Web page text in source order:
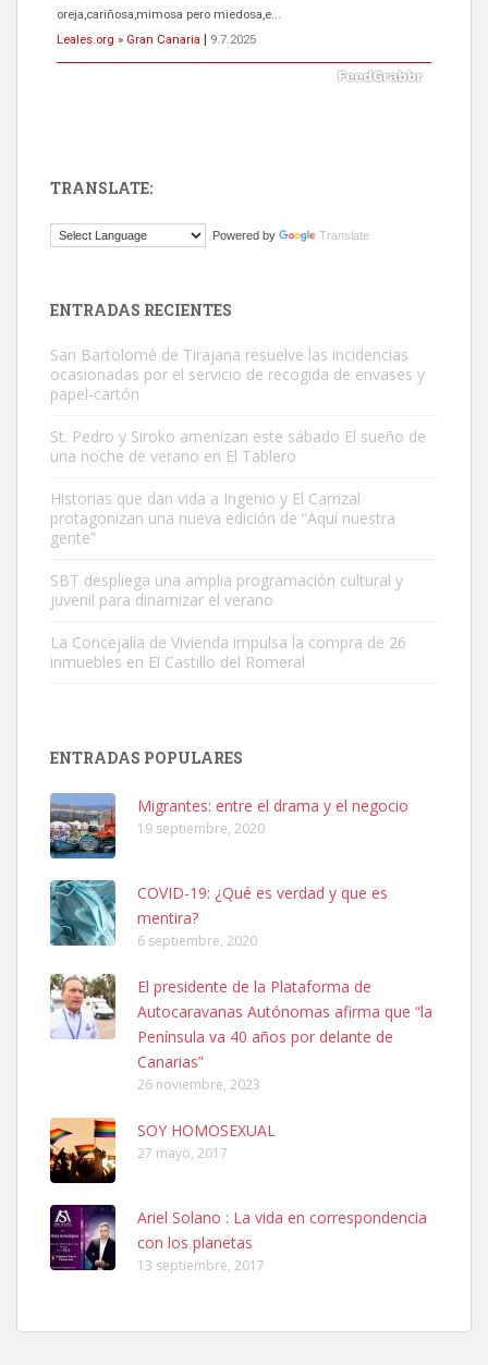
oreja,cariñosa,mimosa pero miedosa,e...
Leales.org » Gran Canaria
9.7.2025
El ayuntamiento se va a llevar a Los Gatos callejeros de la zona los
Este gato macho ha aparecido en la calle hace menos de un mes,
es muy manso y extremadamente cari...
Leales.org » Gran Canaria
Leales.org » Gran Canaria
SHIBA PERDIDO AVDA JOSE MESA Y LOPEZ
PERRO MACHO RAZA SHIBA CON MICROCHIP PERDIDO HOY
06/07/2025 ZONA MESA Y LOPEZ. ES MUY ASUSTADIZO
Leales.org » Gran Canaria
6.7.2025
Ninfa perdida
El día 5 se los perdió una ninfa papillera, asustada tiene miedo a la
calle, se perdió por la zon...
TRANSLATE:
Powered by Translate
ENTRADAS RECIENTES
San Bartolomé de Tirajana resuelve las incidencias
ocasionadas por el servicio de recogida de envases y
papel-cartón
St. Pedro y Siroko amenizan este sábado El sueño de
una noche de verano en El Tablero
Historias que dan vida a Ingenio y El Carrizal
protagonizan una nueva edición de “Aquí nuestra
gente”
SBT despliega una amplia programación cultural y
juvenil para dinamizar el verano
La Concejalía de Vivienda impulsa la compra de 26
inmuebles en El Castillo del Romeral
ENTRADAS POPULARES
Migrantes: entre el drama y el negocio
19 septiembre, 2020
COVID-19: ¿Qué es verdad y que es
mentira?
6 septiembre, 2020
El presidente de la Plataforma de
Autocaravanas Autónomas afirma que “la
Península va 40 años por delante de
Canarias”
26 noviembre, 2023
SOY HOMOSEXUAL
27 mayo, 2017
Ariel Solano : La vida en correspondencia
con los planetas
13 septiembre, 2017